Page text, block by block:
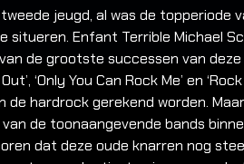
jeugd, al was de topperiode
situeren. Enfant Terrible Michael
de grootste successen van
‘Only You Can Rock Me’ en
hardrock gerekend worden.
de toonaangevende bands
dat deze oude knarren nog